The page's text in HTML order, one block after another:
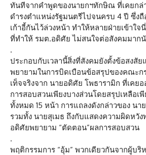
ทันทีจากคำพูดของนายกฯทักษิณ ที่เคยกล่
ดำรงตำแหน่งรัฐมนตรีไปจนครบ 4 ปี ซึ่งถื
เก้าอี้กันไว้ล่วงหน้า ทำให้หลายฝ่ายเข้าใ
ที่ทำให้ รมต.อดิศัย ไม่สนใจต่อสังคมมาก
.
ประกอบกับเวลานี้สิ่งที่สังคมยังตั้งข้อสงสั
พยายามในการบิดเบือนข้อสรุปของคณะก
เท็จจริงจาก นายอดิศัย โพธารามิก ที่เคย
การสอบสวนเพียงบางส่วนโดยสรุปเหลือเ
ทั้งหมด 15 หน้า การแถลงดังกล่าวของ น
รวมทั้ง นายสุเมธ ถึงกับแสดงความผิดหวัง
อดิศัยพยายาม “ตัดตอน”ผลการสอบสวน
.
พฤติกรรมการ “อุ้ม” พวกเดียวกันจากผู้บริ